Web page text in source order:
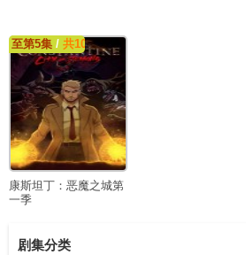
至第5集 / 共10集【剩余集数未确定上线日期】
康斯坦丁：恶魔之城第
一季
剧集分类